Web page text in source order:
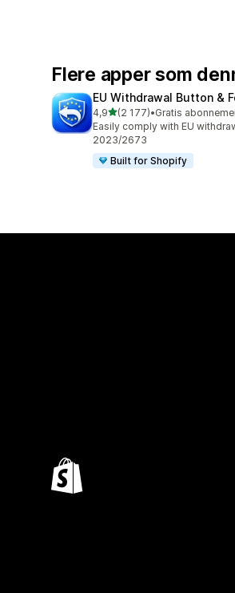
Flere apper som
EU Withdrawal Button &
4,9av 5 stjerner
(2 177)
Totalt 2177 omtaler
•Gratis
Easily comply with EU
2023/2673
Built for Shopify